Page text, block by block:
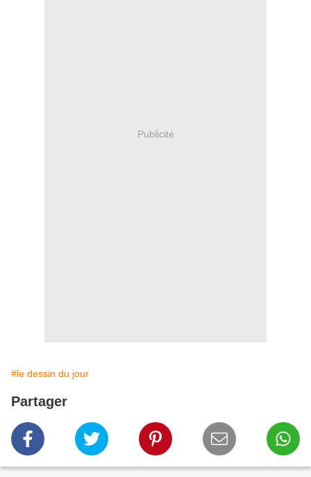
Publicité
#le dessin du jour
Partager